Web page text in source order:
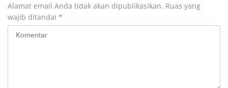
Alamat email Anda tidak akan dipublikasikan. Ruas yang
wajib ditandai *